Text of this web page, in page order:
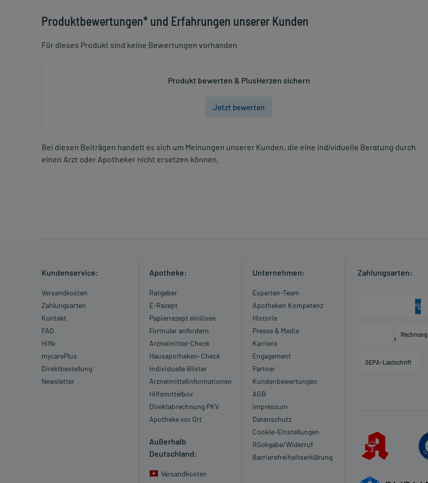
Produktbewertungen* und Erfahrungen unserer Kunden
Für dieses Produkt sind keine Bewertungen vorhanden
Produkt bewerten & PlusHerzen sichern
Jetzt bewerten
Bei diesen Beiträgen handelt es sich um Meinungen unserer Kunden, die eine individuelle Beratung durch
einen Arzt oder Apotheker nicht ersetzen können.
Kundenservice:
Versandkosten
Zahlungsarten
Kontakt
FAQ
Hilfe
mycarePlus
Direktbestellung
Newsletter
Apotheke:
Ratgeber
E-Rezept
Papierrezept einlösen
Formular anfordern
Arzneimittel-Check
Hausapotheken-Check
Individuelle Blister
Arzneimittelinformationen
Hilfsmittelbox
Direktabrechnung PKV
Apotheke vor Ort
Außerhalb
Deutschland:
Versandkosten
Unternehmen:
Experten-Team
Apotheken Kompetenz
Historie
Presse & Media
Karriere
Engagement
Partner
Kundenbewertungen
AGB
Impressum
Datenschutz
Cookie-Einstellungen
Rückgabe/Widerruf
Barrierefreiheitserklärung
Zahlungsarten:
Rechnung
SEPA-Lastschrift